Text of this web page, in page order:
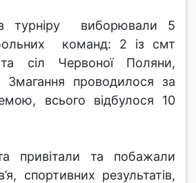
турніру виборювали 5
команд: 2 із смт
та сіл Червоної Поляни,
Змагання проводилося за
всього відбулося 10
привітали та побажали
спортивних результатів,